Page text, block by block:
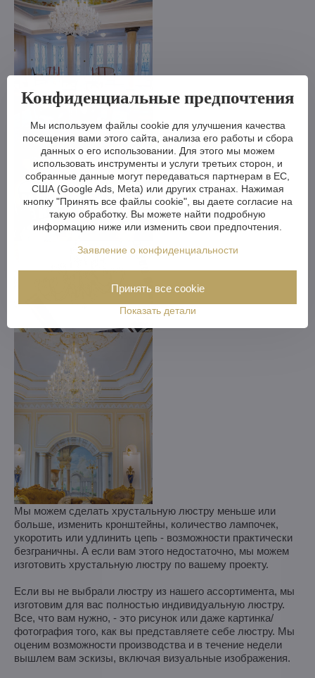
Мы можем сделать хрустальную люстру меньше или
больше, изменить кронштейны, количество лампочек,
укоротить или удлинить цепь - возможности практически
безграничны. А если вам этого недостаточно, мы можем
изготовить хрустальную люстру по вашему проекту.
Если вы не выбрали люстру из нашего ассортимента, мы
изготовим для вас полностью индивидуальную люстру.
Все, что вам нужно, - это рисунок или даже картинка/
фотография того, как вы представляете себе люстру. Мы
оценим возможности производства и в течение недели
вышлем вам эскизы, включая визуальные изображения.
Конфиденциальные предпочтения
Мы используем файлы cookie для улучшения качества
посещения вами этого сайта, анализа его работы и сбора
данных о его использовании. Для этого мы можем
использовать инструменты и услуги третьих сторон, и
собранные данные могут передаваться партнерам в ЕС,
США (Google Ads, Meta) или других странах. Нажимая
кнопку "Принять все файлы cookie", вы даете согласие на
такую обработку. Вы можете найти подробную
информацию ниже или изменить свои предпочтения.
Заявление о конфиденциальности
Показать детали
Принять все cookie